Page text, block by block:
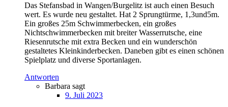
Das Stefansbad in Wangen/Burgelitz ist auch einen Besuch
wert. Es wurde neu gestaltet. Hat 2 Sprungtürme, 1,3und5m.
Ein großes 25m Schwimmerbecken, ein großes
Nichtschwimmerbecken mit breiter Wasserrutsche, eine
Riesenrutsche mit extra Becken und ein wunderschön
gestaltetes Kleinkinderbecken. Daneben gibt es einen schönen
Spielplatz und diverse Sportanlagen.
Antworten
Barbara sagt
9. Juli 2023